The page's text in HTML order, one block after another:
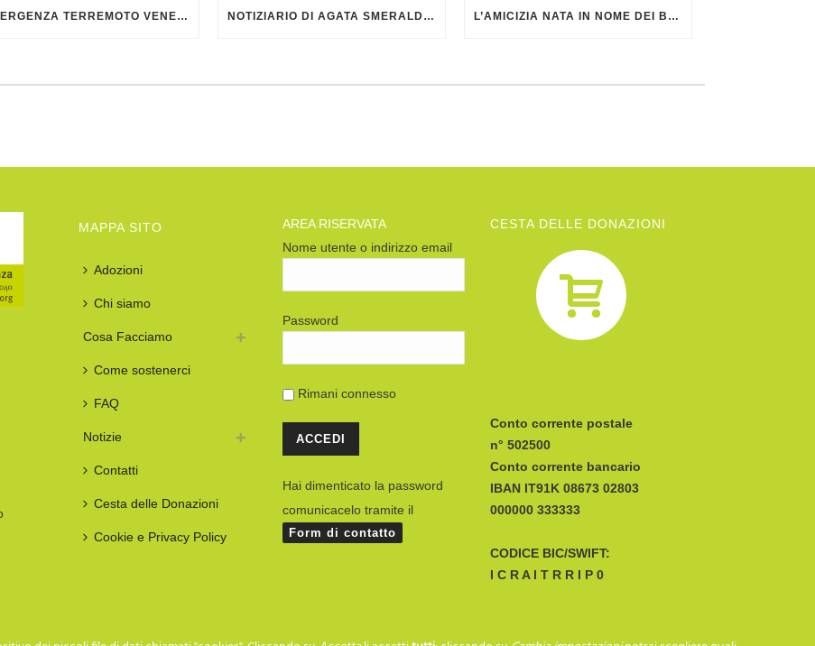
EMERGENZA TERREMOTO VENEZUELA NOTIZIARIO DI AGATA SMERALDA DI GIUGNO 2026 L’AMICIZIA NATA IN NOME DEI BAMBINI
MAPPA SITO
Adozioni
Chi siamo
Cosa Facciamo
Come sostenerci
FAQ
Notizie
Contatti
Cesta delle Donazioni
Cookie e Privacy Policy
AREA RISERVATA
Nome utente o indirizzo email
Password
Rimani connesso
Hai dimenticato la password
comunicacelo tramite il
Form di contatto
CESTA DELLE DONAZIONI
Conto corrente postale
n° 502500
Conto corrente bancario
IBAN
CODICE BIC/SWIFT:
I C R A I T R R I P 0